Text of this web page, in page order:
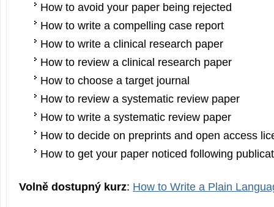
How to avoid your paper being rejected
How to write a compelling case report
How to write a clinical research paper
How to review a clinical research paper
How to choose a target journal
How to review a systematic review paper
How to write a systematic review paper
How to decide on preprints and open access
How to get your paper noticed following
Volně dostupný kurz: How to Write a Plain